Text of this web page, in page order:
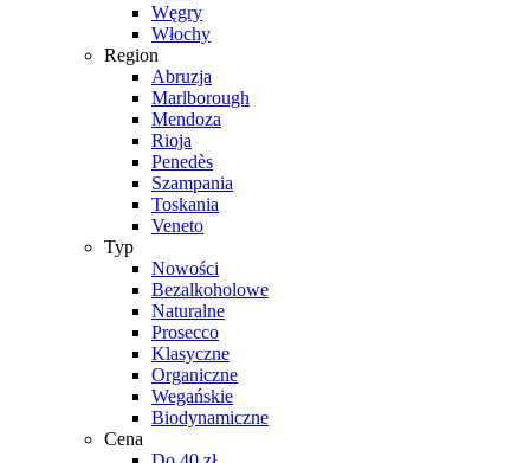
Węgry
Włochy
Region
Abruzja
Marlborough
Mendoza
Rioja
Penedès
Szampania
Toskania
Veneto
Typ
Nowości
Bezalkoholowe
Naturalne
Prosecco
Klasyczne
Organiczne
Wegańskie
Biodynamiczne
Cena